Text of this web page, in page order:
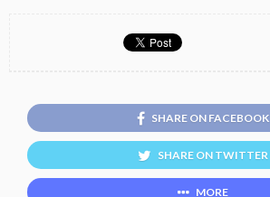
SHARE ON FACEBOOK
SHARE ON TWITTER
MORE